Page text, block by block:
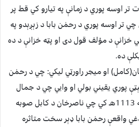
اوسه پوري د زمانې په تيارو كي قط پر
تر اوسه پوري د رحمٰن بابا د زېږېدو په
خزانې د موْلف قول دى او پټه خزانې د ده
او ميجر راورټي ليكي: چي د رحمٰن
تر 1119هـ ق نېټې پوري يقيني بولي او وايي چي د جمال
خان او ګل خان واقعه په 1113هـ كي چي ناصرخان د كابل صوبه
واقعې رحمٰن بابا ډېر سخت متاثره